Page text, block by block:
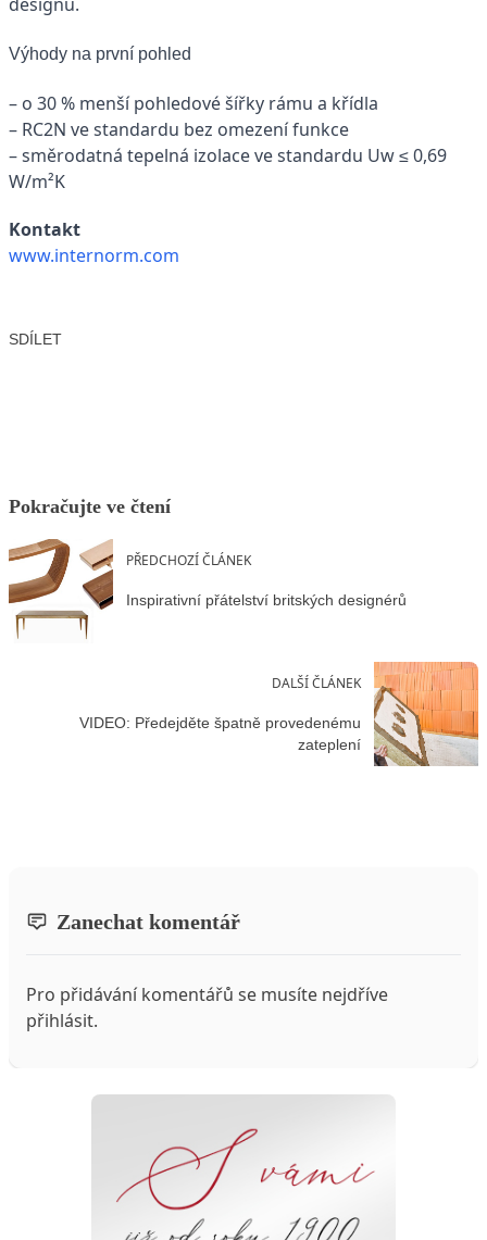
designu.
Výhody na první pohled
– o 30 % menší pohledové šířky rámu a křídla
– RC2N ve standardu bez omezení funkce
– směrodatná tepelná izolace ve standardu Uw ≤ 0,69
W/m²K
Kontakt
www.internorm.com
SDÍLET
Pokračujte ve čtení
PŘEDCHOZÍ ČLÁNEK
Inspirativní přátelství britských designérů
DALŠÍ ČLÁNEK
VIDEO: Předejděte špatně provedenému
zateplení
Zanechat komentář
Pro přidávání komentářů se musíte nejdříve
přihlásit.